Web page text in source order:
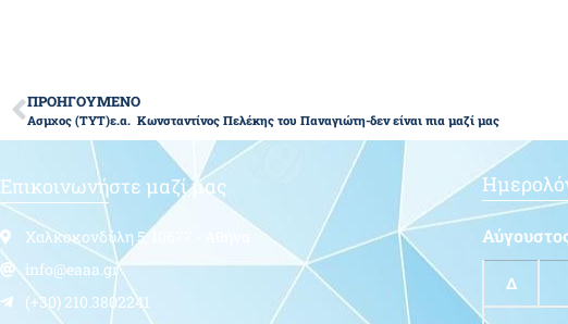
ΠΡΟΗΓΟΥΜΕΝΟ
Ασμχος (ΤΥΤ)ε.α. Κωνσταντίνος Πελέκης του Παναγιώτη-δεν είναι πια μαζί μας
Επικοινωνήστε μαζί μας
Χαλκοκονδύλη 5, 10677 - Αθήνα
info@eaaa.gr
(+30) 210.3802241
Δ